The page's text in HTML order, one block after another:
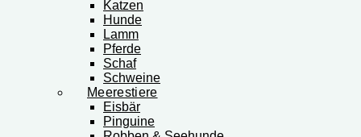
Katzen
Hunde
Lamm
Pferde
Schaf
Schweine
Meerestiere
Eisbär
Pinguine